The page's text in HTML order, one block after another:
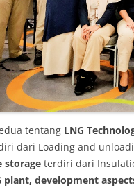
tentang LNG
dari Loading and
storage terdiri dari
plant, development